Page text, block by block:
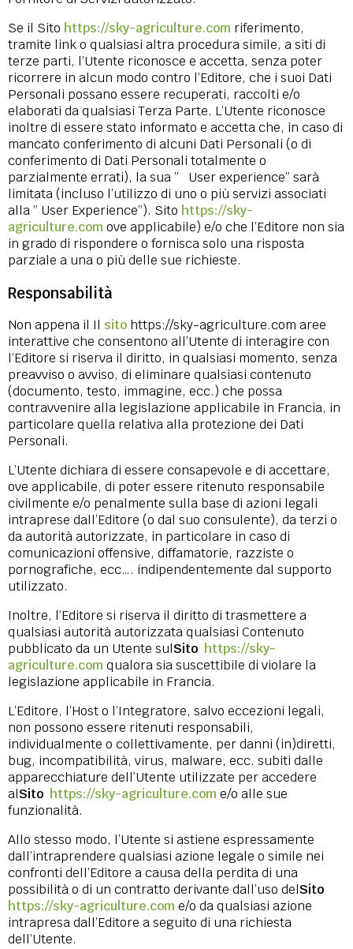
Se il Sito https://sky-agriculture.com riferimento,
tramite link o qualsiasi altra procedura simile, a siti di
terze parti, l’Utente riconosce e accetta, senza poter
ricorrere in alcun modo contro l’Editore, che i suoi Dati
Personali possano essere recuperati, raccolti e/o
elaborati da qualsiasi Terza Parte. L’Utente riconosce
inoltre di essere stato informato e accetta che, in caso di
mancato conferimento di alcuni Dati Personali (o di
conferimento di Dati Personali totalmente o
parzialmente errati), la sua ” User experience” sarà
limitata (incluso l’utilizzo di uno o più servizi associati
alla ” User Experience”). Sito https://sky-
agriculture.com ove applicabile) e/o che l’Editore non sia
in grado di rispondere o fornisca solo una risposta
parziale a una o più delle sue richieste.
Responsabilità
Non appena il Il sito https://sky-agriculture.com aree
interattive che consentono all’Utente di interagire con
l’Editore si riserva il diritto, in qualsiasi momento, senza
preavviso o avviso, di eliminare qualsiasi contenuto
(documento, testo, immagine, ecc.) che possa
contravvenire alla legislazione applicabile in Francia, in
particolare quella relativa alla protezione dei Dati
Personali.
L’Utente dichiara di essere consapevole e di accettare,
ove applicabile, di poter essere ritenuto responsabile
civilmente e/o penalmente sulla base di azioni legali
intraprese dall’Editore (o dal suo consulente), da terzi o
da autorità autorizzate, in particolare in caso di
comunicazioni offensive, diffamatorie, razziste o
pornografiche, ecc…. indipendentemente dal supporto
utilizzato.
Inoltre, l’Editore si riserva il diritto di trasmettere a
qualsiasi autorità autorizzata qualsiasi Contenuto
pubblicato da un Utente sulSito https://sky-
agriculture.com qualora sia suscettibile di violare la
legislazione applicabile in Francia.
L’Editore, l’Host o l’Integratore, salvo eccezioni legali,
non possono essere ritenuti responsabili,
individualmente o collettivamente, per danni (in)diretti,
bug, incompatibilità, virus, malware, ecc. subiti dalle
apparecchiature dell’Utente utilizzate per accedere
alSito https://sky-agriculture.com e/o alle sue
funzionalità.
Allo stesso modo, l’Utente si astiene espressamente
dall’intraprendere qualsiasi azione legale o simile nei
confronti dell’Editore a causa della perdita di una
possibilità o di un contratto derivante dall’uso delSito
https://sky-agriculture.com e/o da qualsiasi azione
intrapresa dall’Editore a seguito di una richiesta
dell’Utente.